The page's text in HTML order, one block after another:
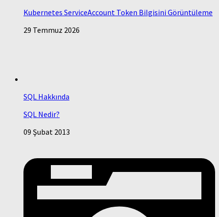
Kubernetes ServiceAccount Token Bilgisini Görüntüleme
29 Temmuz 2026
SQL Hakkında
SQL Nedir?
09 Şubat 2013